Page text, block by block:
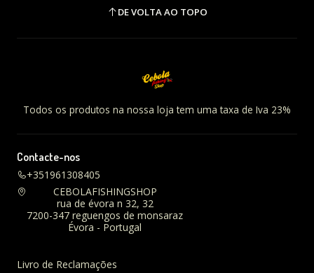
DE VOLTA AO TOPO
Todos os produtos na nossa loja tem uma taxa de Iva 23%
Contacte-nos
+351961308405
CEBOLAFISHINGSHOP
rua de évora n 32, 32
7200-347 reguengos de monsaraz
Évora - Portugal
Livro de Reclamações